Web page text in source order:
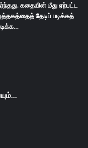
கதையின் மீது ஏற்பட்ட
தேடிப் படிக்கத்